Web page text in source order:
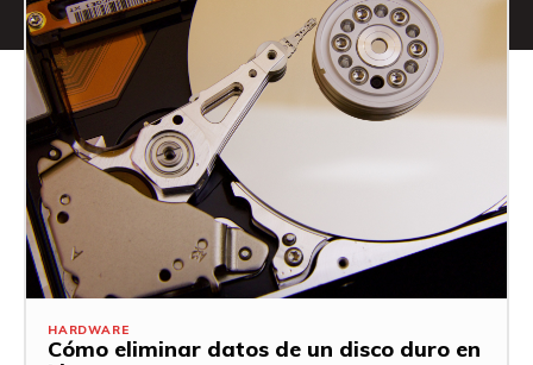
HARDWARE
Cómo eliminar datos de un disco duro en